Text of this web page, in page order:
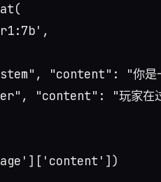
"content": "你是
"content": "玩家在过